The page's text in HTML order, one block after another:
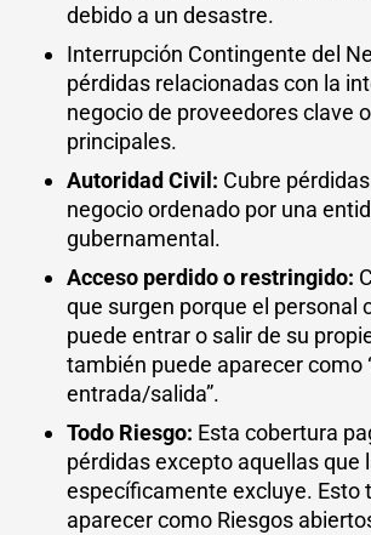
debido a un desastre.
Interrupción Contingente del
pérdidas relacionadas con la
negocio de proveedores clave
principales.
Autoridad Civil: Cubre
negocio ordenado por una
gubernamental.
Acceso perdido o restringido:
que surgen porque el personal
puede entrar o salir de su
también puede aparecer como
entrada/salida”.
Todo Riesgo: Esta cobertura
pérdidas excepto aquellas que
específicamente excluye. Esto
aparecer como Riesgos